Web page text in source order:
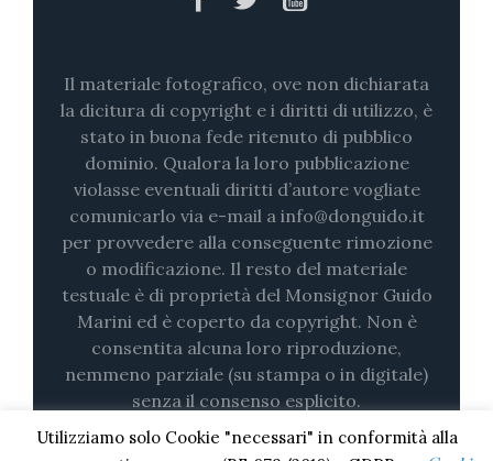
Il materiale fotografico, ove non dichiarata
la dicitura di copyright e i diritti di utilizzo, è
stato in buona fede ritenuto di pubblico
dominio. Qualora la loro pubblicazione
violasse eventuali diritti d’autore vogliate
comunicarlo via e-mail a info@donguido.it
per provvedere alla conseguente rimozione
o modificazione. Il resto del materiale
testuale è di proprietà del Monsignor Guido
Marini ed è coperto da copyright. Non è
consentita alcuna loro riproduzione,
nemmeno parziale (su stampa o in digitale)
senza il consenso esplicito.
Utilizziamo solo Cookie "necessari" in conformità alla